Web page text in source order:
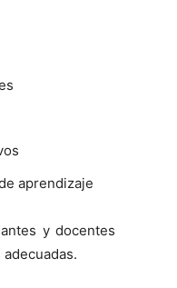
aprendizaje
y docentes